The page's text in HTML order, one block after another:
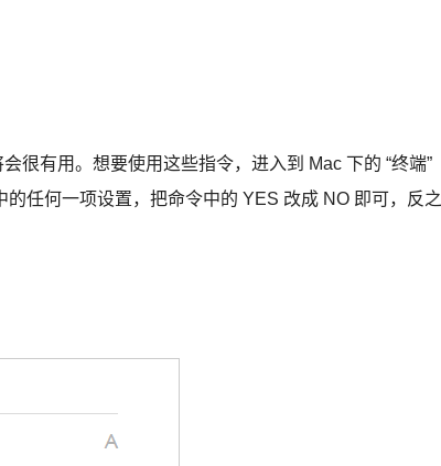
很有用。想要使用这些指令，进入到 Mac 下的 “终端”
任何一项设置，把命令中的 YES 改成 NO 即可，反之